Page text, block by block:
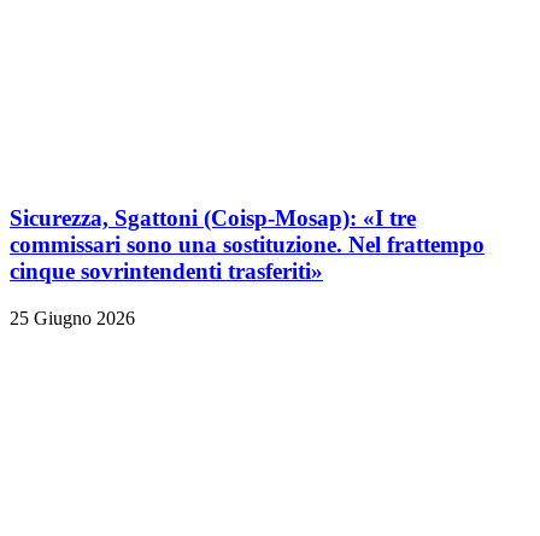
Sicurezza, Sgattoni (Coisp-Mosap): «I tre
commissari sono una sostituzione. Nel frattempo
cinque sovrintendenti trasferiti»
25 Giugno 2026